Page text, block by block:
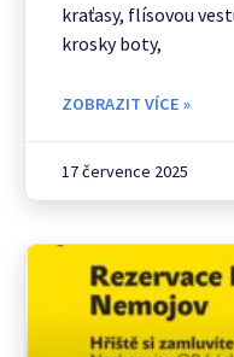
kraťasy, flísovou
krosky boty,
ZOBRAZIT VÍCE »
17 července 2025